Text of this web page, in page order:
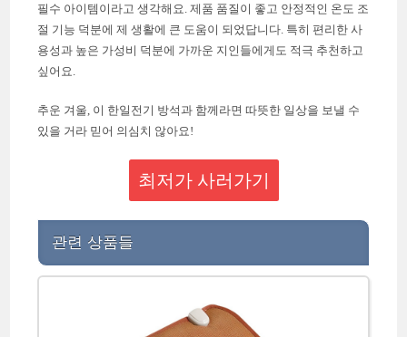
필수 아이템이라고 생각해요. 제품 품질이 좋고 안정적인 온도 조
절 기능 덕분에 제 생활에 큰 도움이 되었답니다. 특히 편리한 사
용성과 높은 가성비 덕분에 가까운 지인들에게도 적극 추천하고
싶어요.
추운 겨울, 이 한일전기 방석과 함께라면 따뜻한 일상을 보낼 수
있을 거라 믿어 의심치 않아요!
최저가 사러가기
관련 상품들